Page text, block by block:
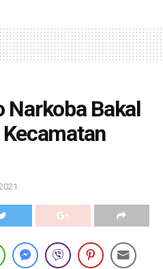
Narkoba Bakal